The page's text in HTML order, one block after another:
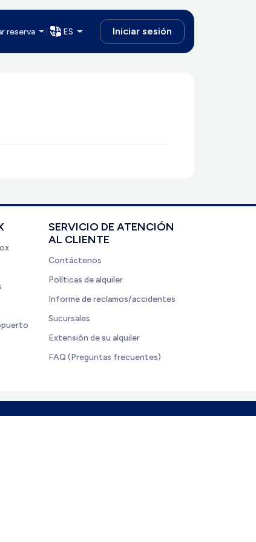
reserva ES Iniciar sesión
SERVICIO DE ATENCIÓN
AL CLIENTE
Contáctenos
Políticas de alquiler
Informe de reclamos/accidentes
Sucursales
Extensión de su alquiler
FAQ (Preguntas frecuentes)